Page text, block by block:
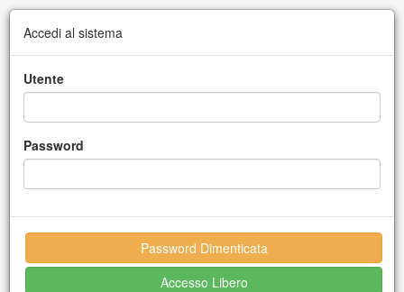
Accedi al sistema
Utente
Password
Password Dimenticata
Accesso Libero